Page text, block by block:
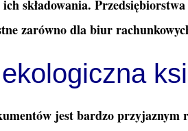
składowania.
zarówno dla biur
jest bardzo przyjaznym